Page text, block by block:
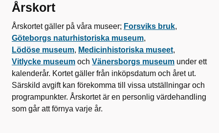
Årskort
Årskortet gäller på våra museer; Forsviks bruk,
Göteborgs naturhistoriska museum,
Lödöse museum, Medicinhistoriska museet,
Vitlycke museum och Vänersborgs museum under ett
kalenderår. Kortet gäller från inköpsdatum och året ut.
Särskild avgift kan förekomma till vissa utställningar och
programpunkter. Årskortet är en personlig värdehandling
som går att förnya varje år.